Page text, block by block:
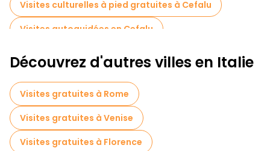
Visites culturelles à pied gratuites à Cefalu
Visites autoguidées en Cefalu
Visites de dégustation locales à Cefalu
Découvrez d'autres villes en Italie
Visites gratuites à Rome
Visites gratuites à Venise
Visites gratuites à Florence